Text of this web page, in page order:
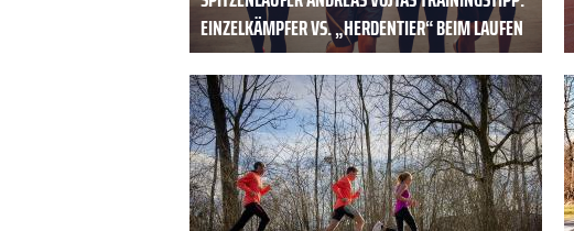
EINZELKÄMPFER ­VS. „HERDENTIER“ BEIM LAUFEN